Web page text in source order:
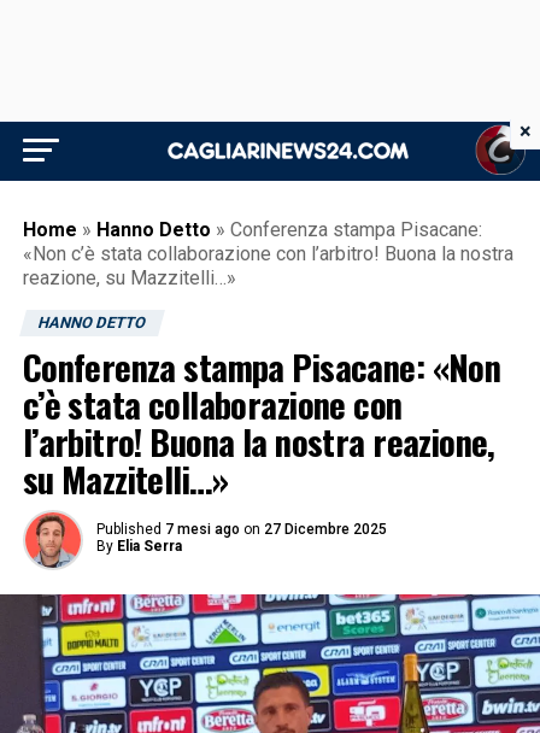
Home » Hanno Detto » Conferenza stampa Pisacane:
«Non c’è stata collaborazione con l’arbitro! Buona la nostra
reazione, su Mazzitelli…»
HANNO DETTO
Conferenza stampa Pisacane: «Non
c’è stata collaborazione con
l’arbitro! Buona la nostra reazione,
su Mazzitelli…»
Published 7 mesi ago on 27 Dicembre 2025
By Elia Serra
×